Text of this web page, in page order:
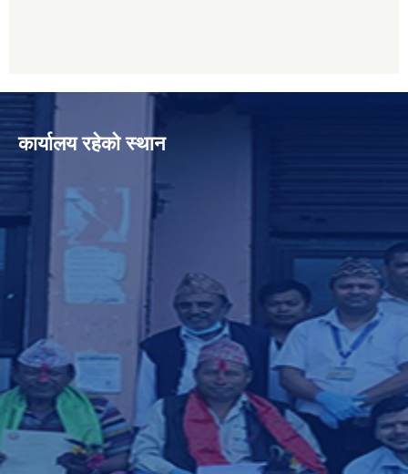
कार्यालय रहेको स्थान